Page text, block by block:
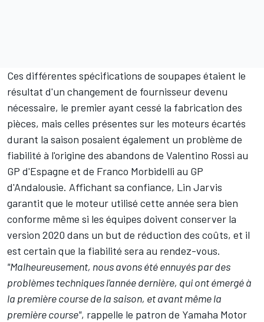
Ces différentes spécifications de soupapes étaient le
résultat d'un changement de fournisseur devenu
nécessaire, le premier ayant cessé la fabrication des
pièces, mais celles présentes sur les moteurs écartés
durant la saison posaient également un problème de
fiabilité à l'origine des abandons de Valentino Rossi au
GP d'Espagne et de Franco Morbidelli au GP
d'Andalousie. Affichant sa confiance, Lin Jarvis
garantit que le moteur utilisé cette année sera bien
conforme même si les équipes doivent conserver la
version 2020 dans un but de réduction des coûts, et il
est certain que la fiabilité sera au rendez-vous.
"Malheureusement, nous avons été ennuyés par des
problèmes techniques l'année dernière, qui ont émergé à
la première course de la saison, et avant même la
première course", rappelle le patron de Yamaha Motor